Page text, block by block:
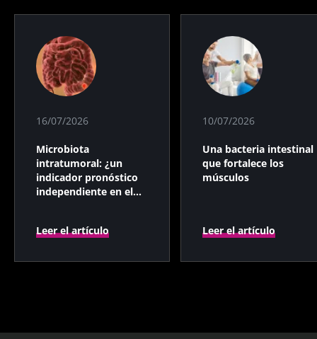
16/07/2026
Microbiota
intratumoral: ¿un
indicador pronóstico
independiente en el
Leer el artículo
10/07/2026
Una bacteria intestinal
que fortalece los
músculos
Leer el artículo